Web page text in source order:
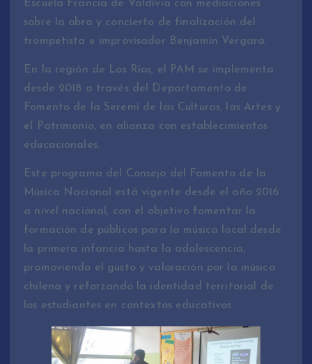
Escuela Francia de Valdivia con mediaciones
sobre la obra y concierto de finalización del
trompetista e improvisador Benjamín Vergara.
En la región de Los Ríos, el PAM se implementa
desde 2018 a través del Departamento de
Fomento de la Seremi de las Culturas, las Artes y
el Patrimonio, en alianza con establecimientos
educacionales.
Este programa del Consejo del Fomento de la
Música Nacional está vigente desde el año 2016
a nivel nacional, con el objetivo fomentar la
formación de públicos para la música local desde
la primera infancia hasta la adolescencia,
promoviendo el gusto y valoración por la música
chilena y reforzando la identidad territorial de
los estudiantes en contextos educativos.